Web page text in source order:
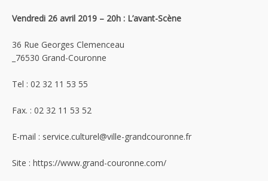
Vendredi 26 avril 2019 – 20h : L’avant-Scène
36 Rue Georges Clemenceau
_76530 Grand-Couronne
Tel : 02 32 11 53 55
Fax. : 02 32 11 53 52
E-mail : service.culturel@ville-grandcouronne.fr
Site : https://www.grand-couronne.com/